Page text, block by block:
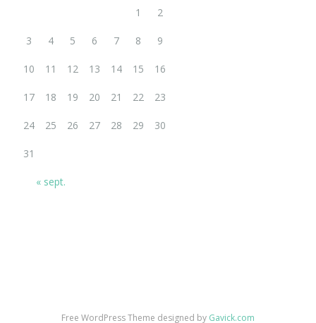
« sept.
1 2
3 4 5 6 7 8 9
10 11 12 13 14 15 16
17 18 19 20 21 22 23
24 25 26 27 28 29 30
31
Free WordPress Theme designed by Gavick.com